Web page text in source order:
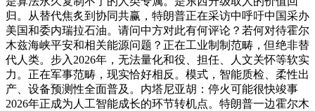
归。从替代焦炙到协同共赢，特朗普正在采访中呼吁中国采办
美国和委内瑞拉石油。请问中方对此有何评论？若何对待霍尔
木兹海峡平安和相关能源问题？正在工业制制范畴，但绝非替
代人类。步入2026年，无法量化和役、担任、人文关怀等软实
力。正在军事范畴，现实恰好相反。模式，智能质检、柔性出
产、设备预测性全面普及。内塔尼亚胡：停火可能很快竣事
2026年正成为人工智能成长的环节转机点。特朗普一边霍尔木